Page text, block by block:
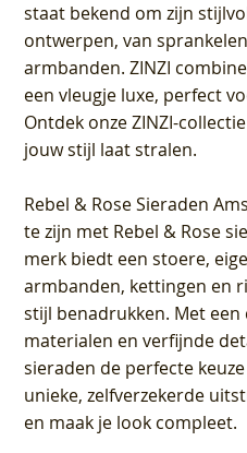
staat bekend om zijn
ontwerpen, van
armbanden. ZINZI
een vleugje luxe, perfect
Ontdek onze ZINZI-
jouw stijl laat stralen.
Rebel & Rose Sieraden
te zijn met Rebel & Rose
merk biedt een stoere,
armbanden, kettingen en
stijl benadrukken. Met
materialen en verfijnde
sieraden de perfecte
unieke, zelfverzekerde
en maak je look compleet.